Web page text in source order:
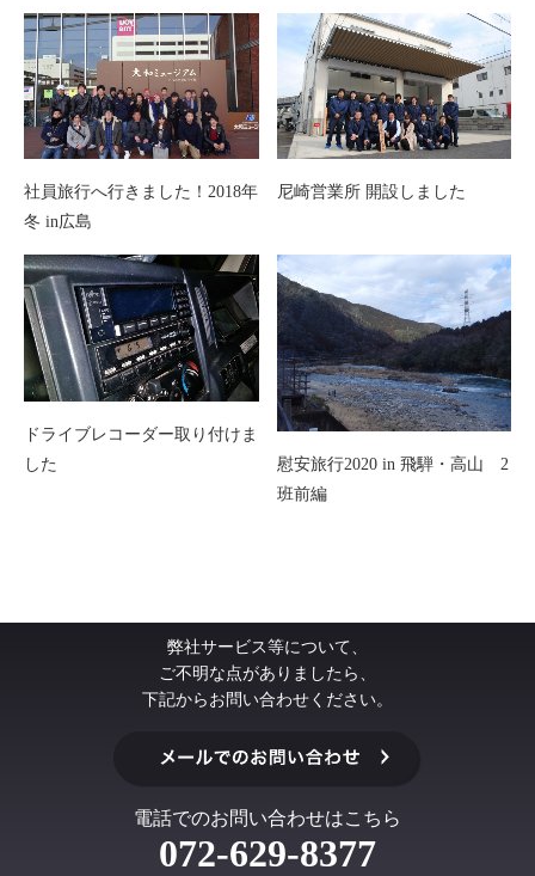
社員旅行へ行きました！2018年
冬 in広島
尼崎営業所 開設しました
ドライブレコーダー取り付けま
した
慰安旅行2020 in 飛騨・高山 2
班前編
弊社サービス等について、
ご不明な点がありましたら、
下記からお問い合わせください。
電話でのお問い合わせはこちら
072-629-8377